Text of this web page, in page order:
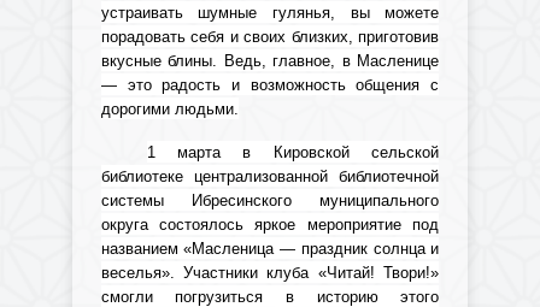
устраивать шумные гулянья, вы можете
порадовать себя и своих близких, приготовив
вкусные блины. Ведь, главное, в Масленице
— это радость и возможность общения с
дорогими людьми.
1 марта в Кировской сельской
библиотеке централизованной библиотечной
системы Ибресинского муниципального
округа состоялось яркое мероприятие под
названием «Масленица — праздник солнца и
веселья». Участники клуба «Читай! Твори!»
смогли погрузиться в историю этого